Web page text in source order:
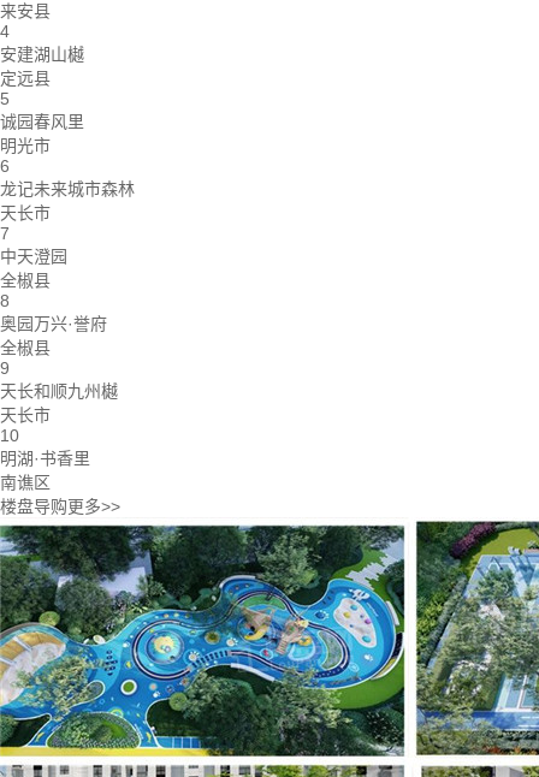
来安县
4
安建湖山樾
定远县
5
诚园春风里
明光市
6
龙记未来城市森林
天长市
7
中天澄园
全椒县
8
奥园万兴·誉府
全椒县
9
天长和顺九州樾
天长市
10
明湖·书香里
南谯区
楼盘导购更多>>